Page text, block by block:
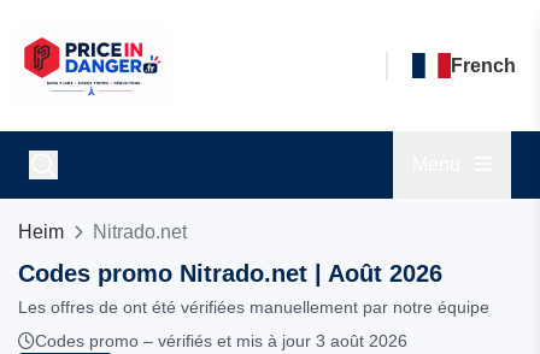
French
Heim Nitrado.net
Codes promo Nitrado.net | Août 2026
Les offres de ont été vérifiées manuellement par notre équipe
Codes promo – vérifiés et mis à jour 3 août 2026